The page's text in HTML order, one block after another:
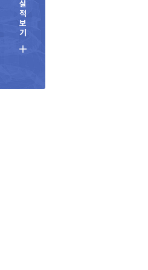
실
적
보
기